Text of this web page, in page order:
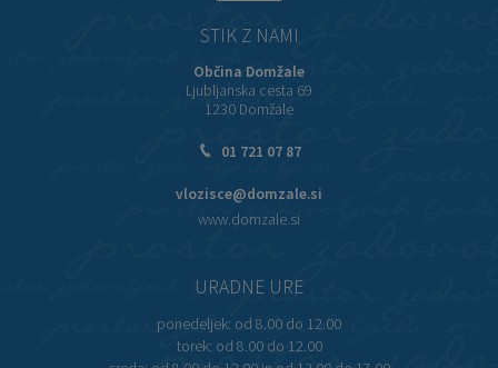
STIK Z NAMI
Občina Domžale
Ljubljanska cesta 69
1230 Domžale
01 721 07 87
vlozisce@domzale.si
www.domzale.si
URADNE URE
ponedeljek: od 8.00 do 12.00
torek: od 8.00 do 12.00